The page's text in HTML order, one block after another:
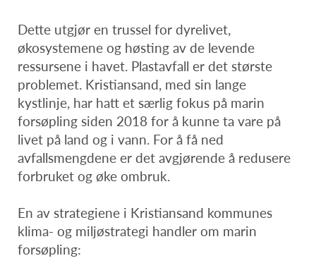
Dette utgjør en trussel for dyrelivet,
økosystemene og høsting av de levende
ressursene i havet. Plastavfall er det største
problemet. Kristiansand, med sin lange
kystlinje, har hatt et særlig fokus på marin
forsøpling siden 2018 for å kunne ta vare på
livet på land og i vann. For å få ned
avfallsmengdene er det avgjørende å redusere
forbruket og øke ombruk.
En av strategiene i Kristiansand kommunes
klima- og miljøstrategi handler om marin
forsøpling: